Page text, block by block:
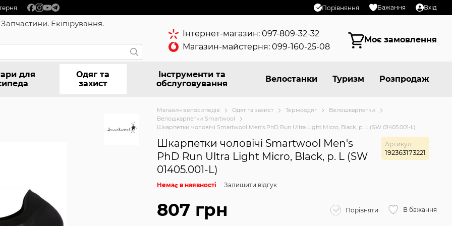
Порівняння Бажання Вхід
Екіпірування.
Інтернет-магазин: 097-809-32-32
Магазин-майстерня: 099-160-25-08
Моє замовлення
для
Одяг та
захист
Інструменти та
обслуговування
Велостанки Туризм Розпродаж
Магазин велосипедів Одяг та захист Термоодяг
Велошкарпетки
Велошкарпетки Smartwool
Шкарпетки чоловічі Smartwool Men's PhD Run Ultra Light Micro, Black, р. L (SW 01405.001-L)
Шкарпетки чоловічі Smartwool Men's
PhD Run Ultra Light Micro, Black, р. L (SW
01405.001-L)
Артикул
192363173221
Немає в наявності Залишити відгук
807 грн Порівняти В бажання